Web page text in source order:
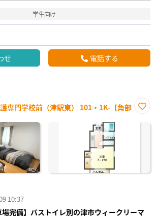
学生向け
せ 電話する
専門学校前（津駅東） 101・1K-【角部
に入
10:37
場完備】バストイレ別の津市ウィークリーマ